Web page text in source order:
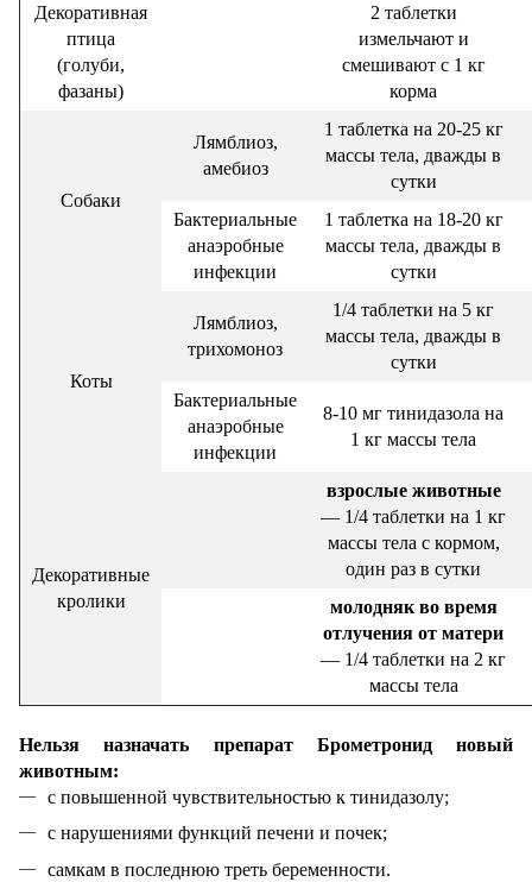
Декоративная
птица
(голуби,
фазаны)
2 таблетки
измельчают и
смешивают с 1 кг
корма
Собаки
Лямблиоз,
амебиоз
1 таблетка на 20-25 кг
массы тела, дважды в
сутки
Бактериальные
анаэробные
инфекции
1 таблетка на 18-20 кг
массы тела, дважды в
сутки
Коты
Лямблиоз,
трихомоноз
1/4 таблетки на 5 кг
массы тела, дважды в
сутки
Бактериальные
анаэробные
инфекции
8-10 мг тинидазола на
1 кг массы тела
Декоративные
кролики
взрослые животные
— 1/4 таблетки на 1 кг
массы тела с кормом,
один раз в сутки
молодняк во время
отлучения от матери
— 1/4 таблетки на 2 кг
массы тела
Нельзя назначать препарат Брометронид новый
животным:
с повышенной чувствительностью к тинидазолу;
с нарушениями функций печени и почек;
самкам в последнюю треть беременности.